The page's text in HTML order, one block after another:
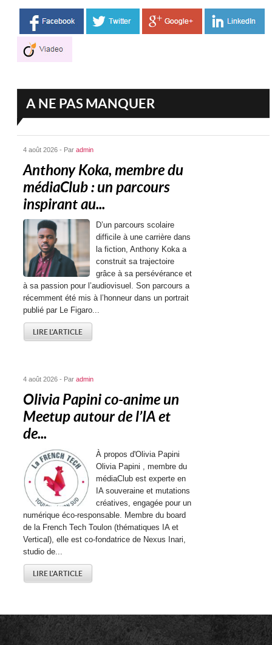
A NE PAS MANQUER
4 août 2026 - Paradmin
Anthony Koka, membre du
médiaClub : un parcours
inspirant au...
D’un parcours scolaire
difficile à une carrière dans
la fiction, Anthony Koka a
construit sa trajectoire
grâce à sa persévérance et
à sa passion pour l’audiovisuel. Son parcours a
récemment été mis à l’honneur dans un portrait
publié par Le Figaro...
LIRE L'ARTICLE
4 août 2026 - Paradmin
Olivia Papini co-anime un
Meetup autour de l’IA et
de...
À propos d'Olivia Papini
Olivia Papini , membre du
médiaClub est experte en
IA souveraine et mutations
créatives, engagée pour un
numérique éco-responsable. Membre du board
de la French Tech Toulon (thématiques IA et
Vertical), elle est co-fondatrice de Nexus Inari,
studio de...
LIRE L'ARTICLE